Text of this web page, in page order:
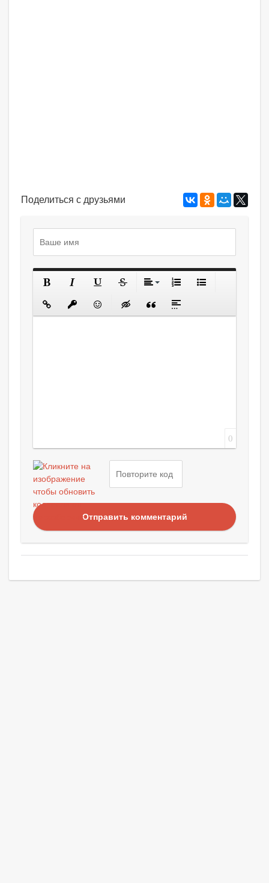
Поделиться с друзьями
0
Отправить комментарий